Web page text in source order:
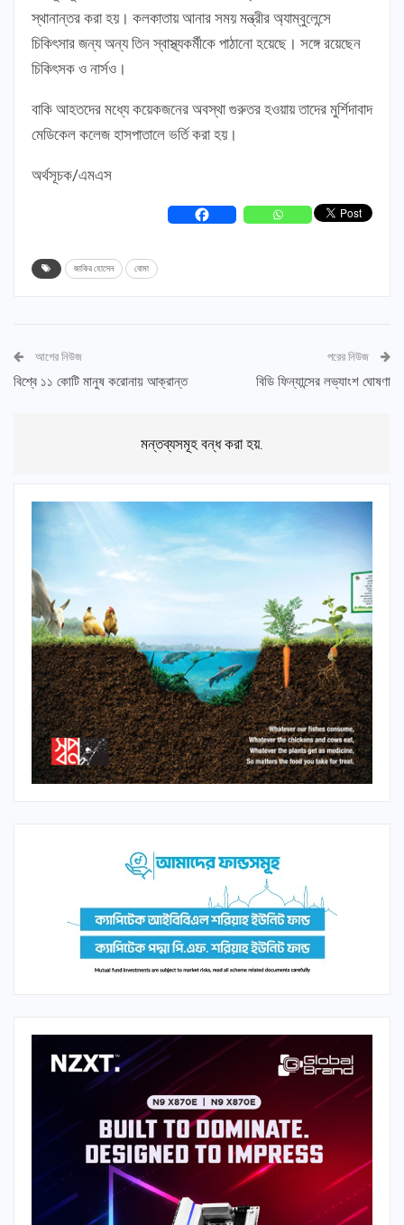
স্থানান্তর করা হয়। কলকাতায় আনার সময় মন্ত্রীর অ্যাম্বুলেন্সে
চিকিৎসার জন্য অন্য তিন স্বাস্থ্যকর্মীকে পাঠানো হয়েছে। সঙ্গে রয়েছেন
চিকিৎসক ও নার্সও।
বাকি আহতদের মধ্যে কয়েকজনের অবস্থা গুরুতর হওয়ায় তাদের মুর্শিদাবাদ
মেডিকেল কলেজ হাসপাতালে ভর্তি করা হয়।
অর্থসূচক/এমএস
জাকির হোসেন বোমা
আগের নিউজ
বিশ্বে ১১ কোটি মানুষ করোনায় আক্রান্ত
পরের নিউজ
বিডি ফিন্যান্সের লভ্যাংশ ঘোষণা
মন্তব্যসমূহ বন্ধ করা হয়.